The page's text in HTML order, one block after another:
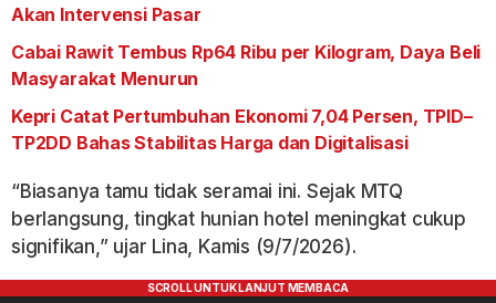
Akan Intervensi Pasar
Cabai Rawit Tembus Rp64 Ribu per Kilogram, Daya Beli
Masyarakat Menurun
Kepri Catat Pertumbuhan Ekonomi 7,04 Persen, TPID–
TP2DD Bahas Stabilitas Harga dan Digitalisasi
“Biasanya tamu tidak seramai ini. Sejak MTQ
berlangsung, tingkat hunian hotel meningkat cukup
signifikan,” ujar Lina, Kamis (9/7/2026).